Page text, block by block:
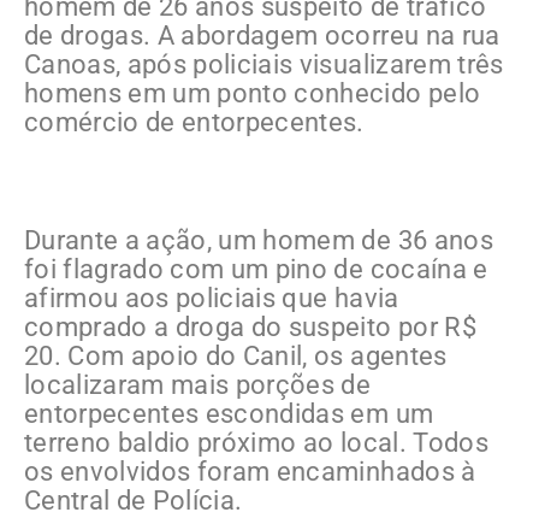
homem de 26 anos suspeito de tráfico
de drogas. A abordagem ocorreu na rua
Canoas, após policiais visualizarem três
homens em um ponto conhecido pelo
comércio de entorpecentes.
Durante a ação, um homem de 36 anos
foi flagrado com um pino de cocaína e
afirmou aos policiais que havia
comprado a droga do suspeito por R$
20. Com apoio do Canil, os agentes
localizaram mais porções de
entorpecentes escondidas em um
terreno baldio próximo ao local. Todos
os envolvidos foram encaminhados à
Central de Polícia.